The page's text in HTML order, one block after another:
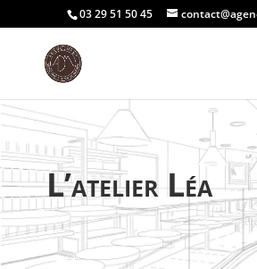
03 29 51 50 45
L’atelier Léa